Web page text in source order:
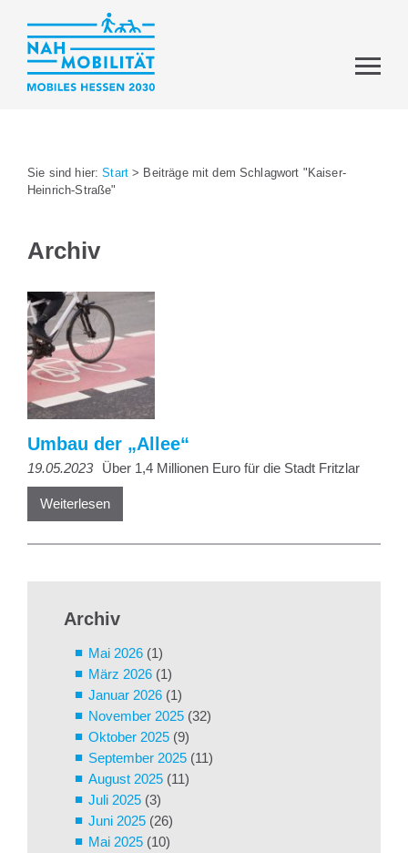
Sie sind hier:Start > Beiträge mit dem Schlagwort "Kaiser-
Heinrich-Straße"
Archiv
Umbau der „Allee“
19.05.2023 Über 1,4 Millionen Euro für die Stadt Fritzlar
Weiterlesen
Archiv
Mai 2026 (1)
März 2026 (1)
Januar 2026 (1)
November 2025 (32)
Oktober 2025 (9)
September 2025 (11)
August 2025 (11)
Juli 2025 (3)
Juni 2025 (26)
Mai 2025 (10)